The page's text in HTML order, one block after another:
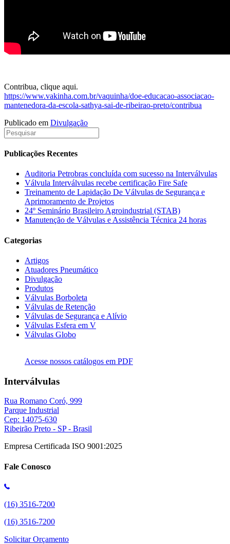
Contribua, clique aqui.
https://www.vakinha.com.br/vaquinha/doe-educacao-associacao-
mantenedora-da-escola-sathya-sai-de-ribeirao-preto/contribua
Publicado em Divulgação
Publicações Recentes
Auditoria Petrobras concluída com sucesso na Interválvulas
Válvula Interválvulas recebe certificação Fire Safe
Treinamento de Lapidação De Válvulas de Segurança e
Aprimoramento de Projetos
24º Seminário Brasileiro Agroindustrial (STAB)
Manutenção de Válvulas e Assistência Técnica 24 horas
Categorias
Artigos
Atuadores Pneumático
Divulgação
Produtos
Válvulas Borboleta
Válvulas de Retenção
Válvulas de Segurança e Alívio
Válvulas Esfera em V
Válvulas Globo
Acesse nossos catálogos em PDF
Interválvulas
Rua Romano Coró, 999
Parque Industrial
Cep: 14075-630
Ribeirão Preto - SP - Brasil
Empresa Certificada ISO 9001:2025
Fale Conosco
(16) 3516-7200
(16) 3516-7200
Solicitar Orçamento